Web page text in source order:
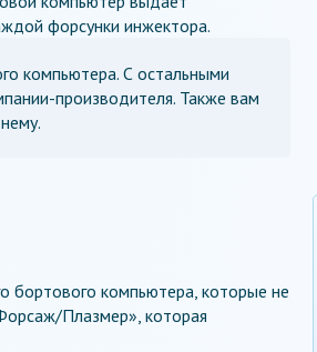
форсунки инжектора.
компьютера. С остальными
производителя. Также вам
бортового компьютера, которые не
Плазмер», которая